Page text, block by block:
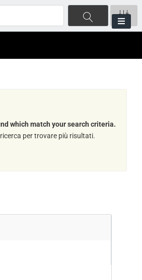
which match your search criteria.
per trovare più risultati.